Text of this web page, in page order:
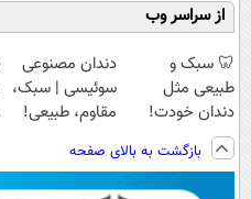
از سراسر وب
🦷 سبک و
طبیعی مثل
دندان خودت!
نصب آسان و
پرداخت اقساطی
💳 📍 تهران
دندان مصنوعی
سوئیسی | سبک،
مقاوم، طبیعی!
رایگان+پرداخت
اقساطی😍
بازگشت به بالای صفحه